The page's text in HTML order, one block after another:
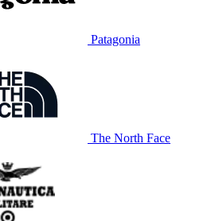
Patagonia
The North Face